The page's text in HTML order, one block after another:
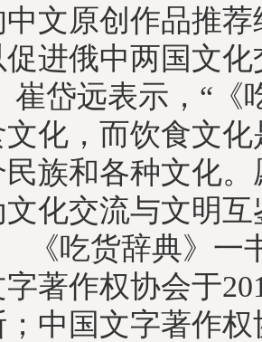
文原创作品推
进俄中两国文化
远表示，“《
化，而饮食文
族和各种文化
化交流与文明互
吃货辞典》一
著作权协会于
中国文字著作